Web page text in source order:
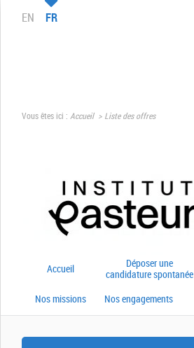
EN FR
Vous êtes ici : Accueil Liste des offres
Accueil
Déposer une
candidature spontanée
Nos missions Nos engagements